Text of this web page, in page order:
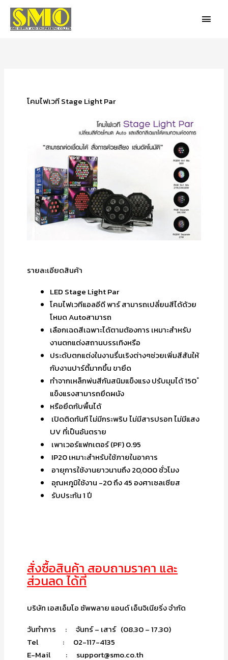
Skip
content
โคมไฟเวที Stage Light Par
รายละเอียดสินค้า
LED Stage Light Par
โคมไฟเวทีแอลอีดี พาร์ สามารถเปลี่ยนสีได้ด้วย
โหมด Autoสามารถ
เลือกเฉดสีเฉพาะได้ตามต้องการ เหมาะสำหรับ
งานตกแต่งสถานบรรเทิงหรือ
ประดับตกแต่งในงานรื่นเริงต่างๆช่วยเพิ่มสีสันให้
กับงานปาร์ตี้มากขึ้น ขายึด
ทำจากเหล็กพ่นสีกันสนิมแข็งแรง ปรับมุมได้ 150 ํ
แข็งแรงสามารถยึดผนัง
หรือยึดกับพื้นได้
เปิดติดทันที ไม่มีกระพริบ ไม่มีสารปรอท ไม่มีแสง
UV ที่เป็นอันตราย
เพาเวอร์แฟกเตอร์ (PF) 0.95
IP20 เหมาะสำหรับใช้ภายในอาคาร
อายุการใช้งานยาวนานถึง 20,000 ชั่วโมง
อุณหภูมิใช้งาน -20 ถึง 45 องศาเซลเซียส
รับประกัน 1 ปี
สั่งซื้อสินค้า สอบถามราคา และ
ส่วนลด ได้ที่
บริษัท เอสเอ็มโอ ซัพพลาย แอนด์ เอ็นจิเนียริ่ง จำกัด
วันทำการ : จันทร์ – เสาร์ (08.30 – 17.30)
Tel : 02-117-4135
E-Mail : support@smo.co.th